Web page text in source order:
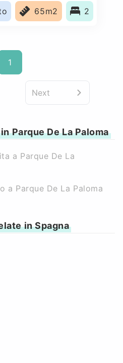
65m2 2
1
Next
Parque De La Paloma
a Parque De La
Parque De La Paloma
in Spagna